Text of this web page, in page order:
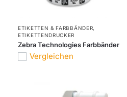
ETIKETTEN & FARBBÄNDER,
ETIKETTENDRUCKER
Zebra Technologies Farbbänder
Vergleichen